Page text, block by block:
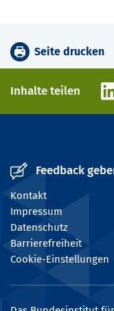
Seite drucken
Inhalte teilen
Feedback
Kontakt
Impressum
Datenschutz
Barrierefreiheit
Cookie-Einstellungen